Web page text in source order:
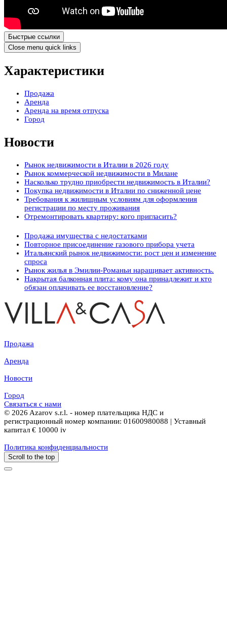
Быстрые ссылки
Close menu quick links
Характеристики
Продажа
Аренда
Аренда на время отпуска
Город
Новости
Рынок недвижимости в Италии в 2026 году
Рынок коммерческой недвижимости в Милане
Насколько трудно приобрести недвижимость в Италии?
Покупка недвижимости в Италии по сниженной цене
Требования к жилищным условиям для оформления
регистрации по месту проживания
Отремонтировать квартиру: кого пригласить?
Продажа имущества с недостатками
Повторное присоединение газового прибора учета
Итальянский рынок недвижимости: рост цен и изменение
спроса
Рынок жилья в Эмилии-Романьи наращивает активность.
Накрытая балконная плита: кому она принадлежит и кто
обязан оплачивать ее восстановление?
Продажа
Аренда
Новости
Город
Связаться с нами
© 2026 Azarov s.r.l. - номер плательщика НДС и
регистрационный номер компании: 01600980088 | Уставный
капитал € 10000 iv
Политика конфиденциальности
Scroll to the top